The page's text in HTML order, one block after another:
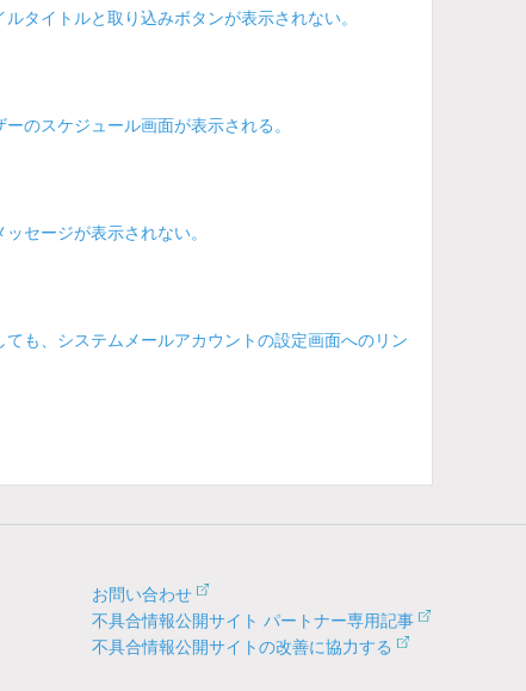
タイトルと取り込みボタンが表示されない。
のスケジュール画面が表示される。
セージが表示されない。
も、システムメールアカウントの設定画面へのリン
お問い合わせ
不具合情報公開サイト パートナー専用記事
不具合情報公開サイトの改善に協力する